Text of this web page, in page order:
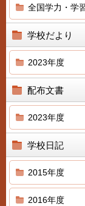
全国学力・学
学校だより
2023年度
配布文書
2023年度
学校日記
2015年度
2016年度